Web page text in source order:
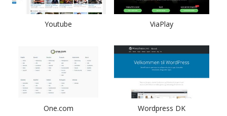
Youtube ViaPlay
One.com Wordpress DK